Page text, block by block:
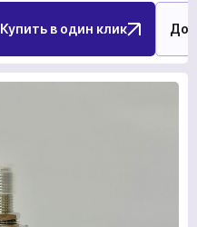
Купить в один клик